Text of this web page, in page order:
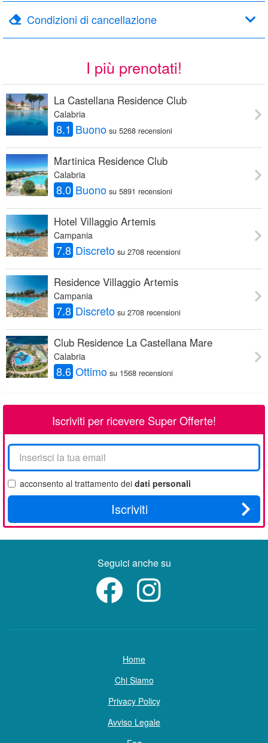
Condizioni di cancellazione
I più prenotati!
La Castellana Residence Club
Calabria
8.1 Buono su 5268 recensioni
Martinica Residence Club
Calabria
8.0 Buono su 5891 recensioni
Hotel Villaggio Artemis
Campania
7.8 Discreto su 2708 recensioni
Residence Villaggio Artemis
Campania
7.8 Discreto su 2708 recensioni
Club Residence La Castellana Mare
Calabria
8.6 Ottimo su 1568 recensioni
Iscriviti per ricevere Super Offerte!
La
tua
email
acconsento al trattamento dei dati personali
Iscriviti
Seguici anche su
Home
Chi Siamo
Privacy Policy
Avviso Legale